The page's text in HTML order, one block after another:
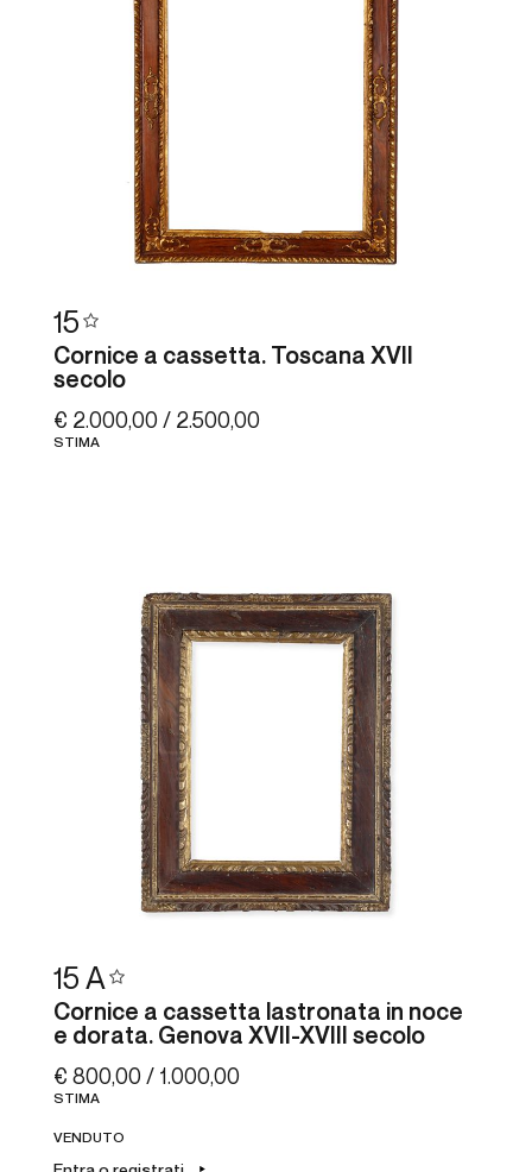
15
Cornice a cassetta. Toscana XVII
secolo
€ 2.000,00 / 2.500,00
STIMA
15 A
Cornice a cassetta lastronata in noce
e dorata. Genova XVII-XVIII secolo
€ 800,00 / 1.000,00
STIMA
VENDUTO